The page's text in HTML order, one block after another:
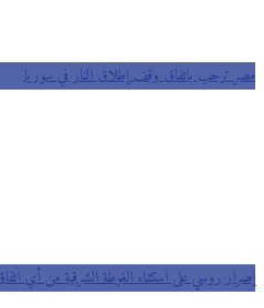
مصر ترحب باتفاق وقف إطلاق النار في سوريا
إصرار روسي على استثناء الغوطة الشرقية من أي